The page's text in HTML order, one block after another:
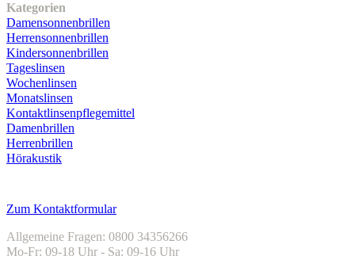
Kategorien
Damensonnenbrillen
Herrensonnenbrillen
Kindersonnenbrillen
Tageslinsen
Wochenlinsen
Monatslinsen
Kontaktlinsenpflegemittel
Damenbrillen
Herrenbrillen
Hörakustik
Zum Kontaktformular
Allgemeine Fragen: 0800 34356266
Mo-Fr: 09-18 Uhr - Sa: 09-16 Uhr